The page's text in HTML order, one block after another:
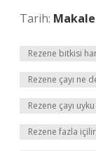
Tarih:
Rezene bitkisi
Rezene çayı ne
Rezene çayı
Rezene fazla